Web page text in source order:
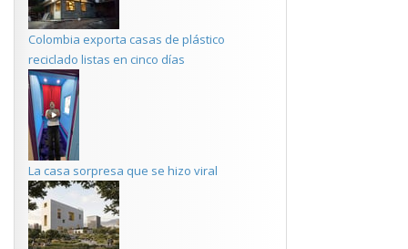
Colombia exporta casas de plástico
reciclado listas en cinco días
La casa sorpresa que se hizo viral